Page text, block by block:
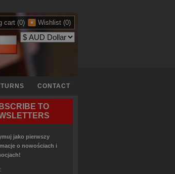
cart (0) Wishlist (0)
CONTACT
TO
jako pierwszy
o nowościach i